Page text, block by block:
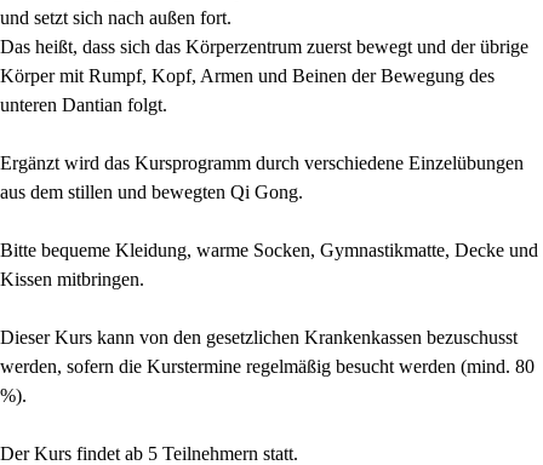
und setzt sich nach außen fort.
Das heißt, dass sich das Körperzentrum zuerst bewegt und der übrige
Körper mit Rumpf, Kopf, Armen und Beinen der Bewegung des
unteren Dantian folgt.
Ergänzt wird das Kursprogramm durch verschiedene Einzelübungen
aus dem stillen und bewegten Qi Gong.
Bitte bequeme Kleidung, warme Socken, Gymnastikmatte, Decke und
Kissen mitbringen.
Dieser Kurs kann von den gesetzlichen Krankenkassen bezuschusst
werden, sofern die Kurstermine regelmäßig besucht werden (mind. 80
%).
Der Kurs findet ab 5 Teilnehmern statt.